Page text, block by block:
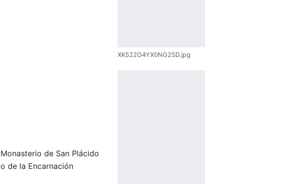
XK522O4YX0NG2SD.jpg
Monasterio de San Plácido
o de la Encarnación